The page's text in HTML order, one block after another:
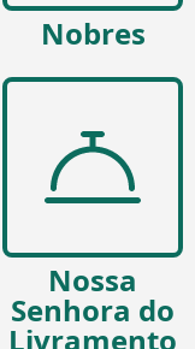
Nobres
Nossa
Senhora do
Livramento